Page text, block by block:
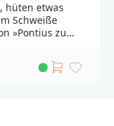
hüten etwas
Schweiße
»Pontius zu
aus der
von den